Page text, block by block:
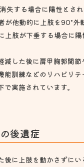
失する場合に陽性とされ
が他動的に上肢を90°
上肢が下垂する場合に陽
減した後に肩甲胸郭関
能訓練などのリハビリテ
実施されています。
後遺症
後に上肢を動かさずにい